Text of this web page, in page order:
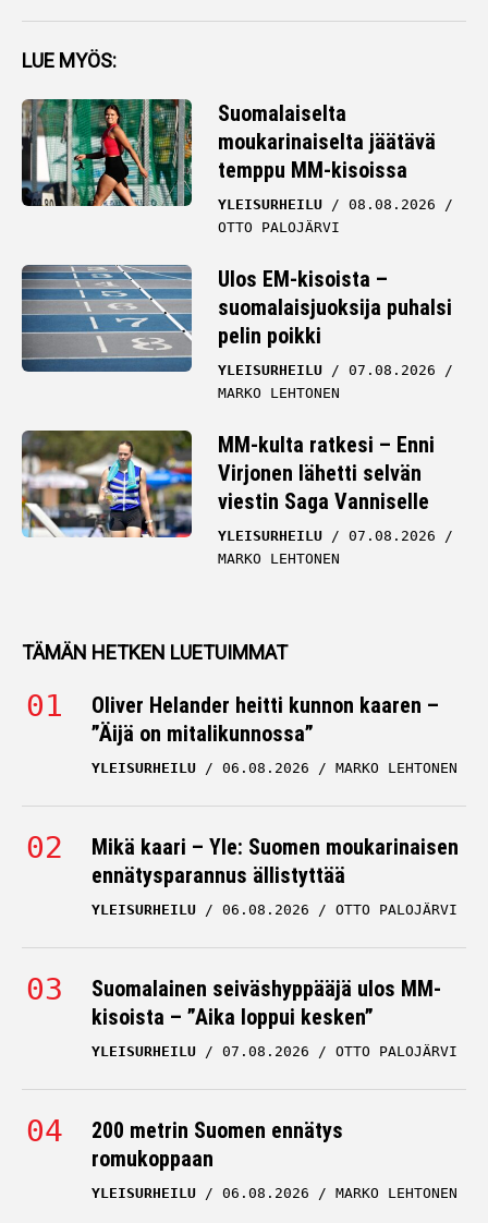
LUE MYÖS:
Suomalaiselta
moukarinaiselta jäätävä
temppu MM-kisoissa
YLEISURHEILU
08.08.2026
OTTO PALOJÄRVI
Ulos EM-kisoista –
suomalaisjuoksija puhalsi
pelin poikki
YLEISURHEILU
07.08.2026
MARKO LEHTONEN
MM-kulta ratkesi – Enni
Virjonen lähetti selvän
viestin Saga Vanniselle
YLEISURHEILU
07.08.2026
MARKO LEHTONEN
TÄMÄN HETKEN LUETUIMMAT
Oliver Helander heitti kunnon kaaren –
”Äijä on mitalikunnossa”
YLEISURHEILU 06.08.2026 MARKO LEHTONEN
Mikä kaari – Yle: Suomen moukarinaisen
ennätysparannus ällistyttää
YLEISURHEILU 06.08.2026 OTTO PALOJÄRVI
Suomalainen seiväshyppääjä ulos MM-
kisoista – ”Aika loppui kesken”
YLEISURHEILU 07.08.2026 OTTO PALOJÄRVI
200 metrin Suomen ennätys
romukoppaan
YLEISURHEILU 06.08.2026 MARKO LEHTONEN